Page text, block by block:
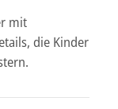
mit
die Kinder